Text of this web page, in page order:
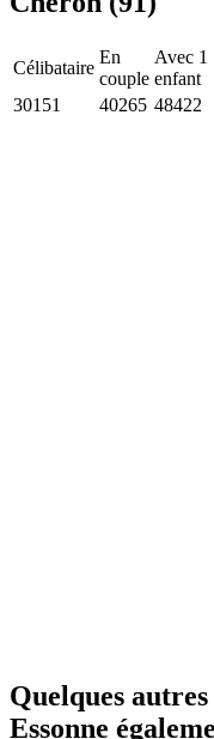
Célibataire
En
couple
Avec 1
enfant
30151
40265 48422
Quelques
Essonne